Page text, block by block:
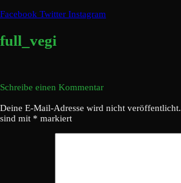
Facebook Twitter Instagram
full_vegi
Schreibe einen Kommentar
Deine E-Mail-Adresse wird nicht veröffentlicht.
sind mit * markiert